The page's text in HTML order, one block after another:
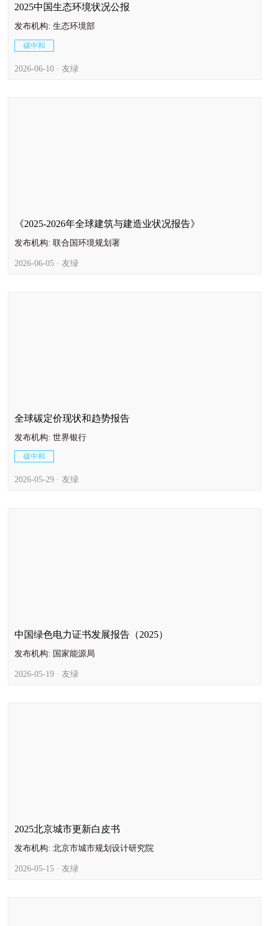
2025中国生态环境状况公报
发布机构: 生态环境部
碳中和
2026-06-10 · 友绿
《2025-2026年全球建筑与建造业状况报告》
发布机构: 联合国环境规划署
2026-06-05 · 友绿
全球碳定价现状和趋势报告
发布机构: 世界银行
碳中和
2026-05-29 · 友绿
中国绿色电力证书发展报告（2025）
发布机构: 国家能源局
2026-05-19 · 友绿
2025北京城市更新白皮书
发布机构: 北京市城市规划设计研究院
2026-05-15 · 友绿